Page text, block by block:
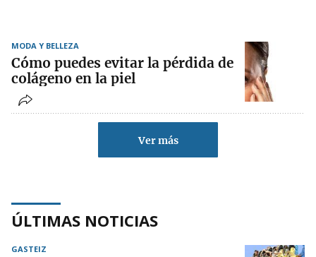
MODA Y BELLEZA
Cómo puedes evitar la pérdida de
colágeno en la piel
Ver más
ÚLTIMAS NOTICIAS
GASTEIZ